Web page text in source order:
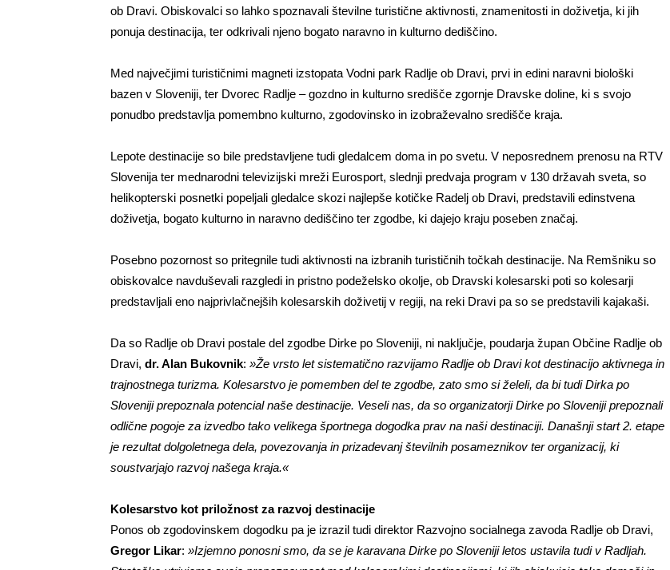
ob Dravi. Obiskovalci so lahko spoznavali številne turistične aktivnosti, znamenitosti in doživetja, ki jih
ponuja destinacija, ter odkrivali njeno bogato naravno in kulturno dediščino.
Med največjimi turističnimi magneti izstopata Vodni park Radlje ob Dravi, prvi in edini naravni biološki
bazen v Sloveniji, ter Dvorec Radlje – gozdno in kulturno središče zgornje Dravske doline, ki s svojo
ponudbo predstavlja pomembno kulturno, zgodovinsko in izobraževalno središče kraja.
Lepote destinacije so bile predstavljene tudi gledalcem doma in po svetu. V neposrednem prenosu na RTV
Slovenija ter mednarodni televizijski mreži Eurosport, slednji predvaja program v 130 državah sveta, so
helikopterski posnetki popeljali gledalce skozi najlepše kotičke Radelj ob Dravi, predstavili edinstvena
doživetja, bogato kulturno in naravno dediščino ter zgodbe, ki dajejo kraju poseben značaj.
Posebno pozornost so pritegnile tudi aktivnosti na izbranih turističnih točkah destinacije. Na Remšniku so
obiskovalce navduševali razgledi in pristno podeželsko okolje, ob Dravski kolesarski poti so kolesarji
predstavljali eno najprivlačnejših kolesarskih doživetij v regiji, na reki Dravi pa so se predstavili kajakaši.
Da so Radlje ob Dravi postale del zgodbe Dirke po Sloveniji, ni naključje, poudarja župan Občine Radlje ob
Dravi, dr. Alan Bukovnik: »Že vrsto let sistematično razvijamo Radlje ob Dravi kot destinacijo aktivnega in
trajnostnega turizma. Kolesarstvo je pomemben del te zgodbe, zato smo si želeli, da bi tudi Dirka po
Sloveniji prepoznala potencial naše destinacije. Veseli nas, da so organizatorji Dirke po Sloveniji prepoznali
odlične pogoje za izvedbo tako velikega športnega dogodka prav na naši destinaciji. Današnji start 2. etape
je rezultat dolgoletnega dela, povezovanja in prizadevanj številnih posameznikov ter organizacij, ki
soustvarjajo razvoj našega kraja.«
Kolesarstvo kot priložnost za razvoj destinacije
Ponos ob zgodovinskem dogodku pa je izrazil tudi direktor Razvojno socialnega zavoda Radlje ob Dravi,
Gregor Likar: »Izjemno ponosni smo, da se je karavana Dirke po Sloveniji letos ustavila tudi v Radljah.